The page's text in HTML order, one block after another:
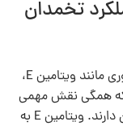
تخمدان‌
تخمه آفتابگردان منبع غنی از مواد مغذی ضروری مانند ویتامین E،
روی است که همگی نقش مهمی
در سلامت تخمدان‌ ها و عملکرد هورمونی زنان دارند. ویتامین E به